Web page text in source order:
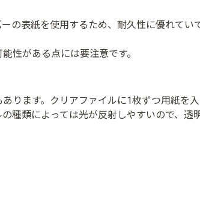
の表紙を使用するため、耐久性に優れてい
性がある点には要注意です。
ります。クリアファイルに1枚ずつ用紙を
種類によっては光が反射しやすいので、透